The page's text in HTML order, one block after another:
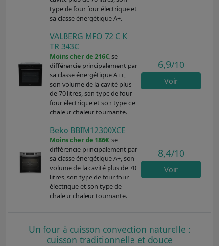
type de four four électrique et
sa classe énergétique A+.
VALBERG MFO 72 C K
TR 343C
Moins cher de 216€, se
différencie principalement par
sa classe énergétique A++,
son volume de la cavité plus
de 70 litres, son type de four
four électrique et son type de
chaleur chaleur tournante.
6,9/10
Voir
Beko BBIM12300XCE
Moins cher de 186€, se
différencie principalement par
sa classe énergétique A+, son
volume de la cavité plus de 70
litres, son type de four four
électrique et son type de
chaleur chaleur tournante.
8,4/10
Voir
Un four à cuisson convection naturelle :
cuisson traditionnelle et douce